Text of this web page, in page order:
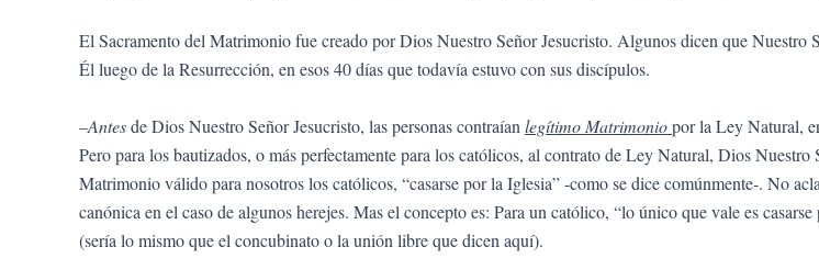
El Sacramento del Matrimonio fue creado por Dios Nuestro Señor Jesucristo. Algunos dicen que Nuestro
Él luego de la Resurrección, en esos 40 días que todavía estuvo con sus discípulos.
–Antesde Dios Nuestro Señor Jesucristo, las personas contraían legítimo Matrimoniopor la Ley Natural,
Pero para los bautizados, o más perfectamente para los católicos, al contrato de Ley Natural, Dios
Matrimonio válido para nosotros los católicos, “casarse por la Iglesia” -como se dice comúnmente-. No
canónica en el caso de algunos herejes. Mas el concepto es: Para un católico, “lo único que vale es
(sería lo mismo que el concubinato o la unión libre que dicen aquí).